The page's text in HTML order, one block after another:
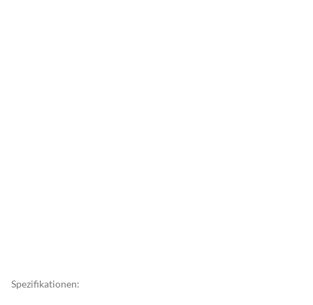
Spezifikationen: